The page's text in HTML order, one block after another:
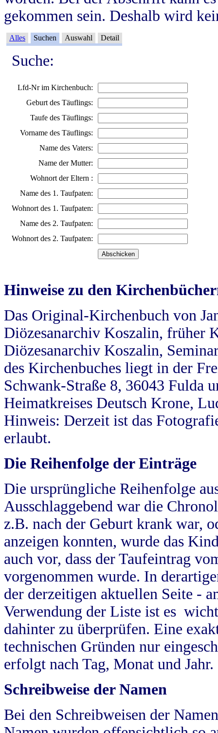
gekommen sein. Deshalb wird
Alles Suchen Auswahl Detail
Suche:
Lfd-Nr im Kirchenbuch:
Geburt des Täuflings:
Taufe des Täuflings:
Vorname des Täuflings:
Name des Vaters:
Name der Mutter:
Wohnort der Eltern :
Name des 1. Taufpaten:
Wohnort des 1. Taufpaten:
Name des 2. Taufpaten:
Wohnort des 2. Taufpaten:
Hinweise zu den
Das Original-Kirchenbuch von
Diözesanarchiv Koszalin, früher
Diözesanarchiv Koszalin,
des Kirchenbuches liegt in der
Schwank-Straße 8, 36043 Fulda
Heimatkreises Deutsch Krone,
Hinweis: Derzeit ist das
erlaubt.
Die Reihenfolge der Einträge
Die ursprüngliche Reihenfolge
Ausschlaggebend war die
z.B. nach der Geburt krank war,
anzeigen konnten, wurde das
auch vor, dass der Taufeintrag
vorgenommen wurde. In
der derzeitigen aktuellen Seite -
Verwendung der Liste ist es
dahinter zu überprüfen. Eine
technischen Gründen nur
erfolgt nach Tag, Monat und Jahr.
Schreibweise der Namen
Bei den Schreibweisen der